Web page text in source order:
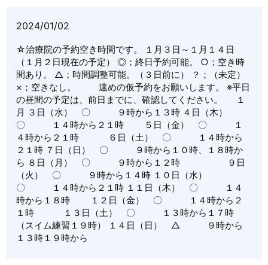
2024/01/02
☆治療院の予約空き時間です。 １月３日～１月１４日
（１月２日現在の予定） ◎；終日予約可能。 ○；空き時
間あり。 △；時間調整可能。（３日前に） ？；（未定）
×；空きなし。 速めの仮予約をお願いします。 ※平日
の昼間の予定は、前日までに、確認してください。 １
月 ３日（水） 〇 ９時から１３時 ４日（木）
〇 １４時から２１時 ５日（金） 〇 １
４時から２１時 ６日（土） 〇 １４時から
２１時 ７日（日） 〇 ９時から１０時、１８時か
ら ８日（月） 〇 ９時から１２時 ９日
（火） 〇 ９時から１４時 １０日（水）
〇 １４時から２１時 １１日（木） 〇 １４
時から１８時 １２日（金） 〇 １４時から２
１時 １３日（土） 〇 １３時から１７時
（スイム練習１９時） １４日（日） △ ９時から
１３時１９時から